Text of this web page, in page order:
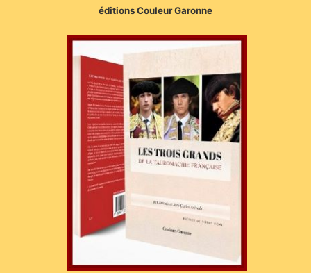
éditions Couleur Garonne